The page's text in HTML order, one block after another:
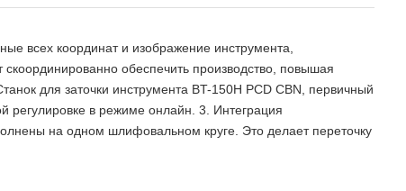
всех координат и изображение инструмента,
обеспечить производство, повышая
для заточки инструмента BT-150H PCD CBN, первичный
регулировке в режиме онлайн. 3. Интеграция
на одном шлифовальном круге. Это делает переточку